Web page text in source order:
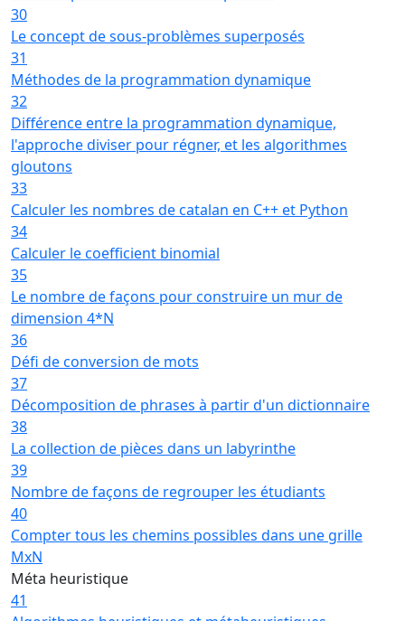
30
Le concept de sous-problèmes superposés
31
Méthodes de la programmation dynamique
32
Différence entre la programmation dynamique,
l'approche diviser pour régner, et les algorithmes
gloutons
33
Calculer les nombres de catalan en C++ et Python
34
Calculer le coefficient binomial
35
Le nombre de façons pour construire un mur de
dimension 4*N
36
Défi de conversion de mots
37
Décomposition de phrases à partir d'un dictionnaire
38
La collection de pièces dans un labyrinthe
39
Nombre de façons de regrouper les étudiants
40
Compter tous les chemins possibles dans une grille
MxN
Méta heuristique
41